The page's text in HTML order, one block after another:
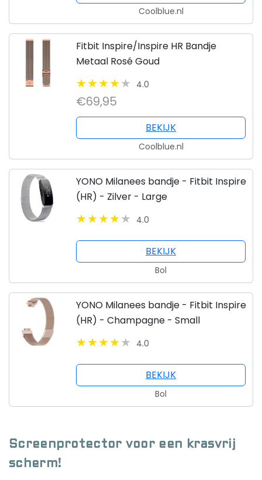
Coolblue.nl
Fitbit Inspire/Inspire HR Bandje
Metaal Rosé Goud
4.0
€69,95
BEKIJK
Coolblue.nl
YONO Milanees bandje - Fitbit Inspire
(HR) - Zilver - Large
4.0
BEKIJK
Bol
YONO Milanees bandje - Fitbit Inspire
(HR) - Champagne - Small
4.0
BEKIJK
Bol
Screenprotector voor een krasvrij
scherm!